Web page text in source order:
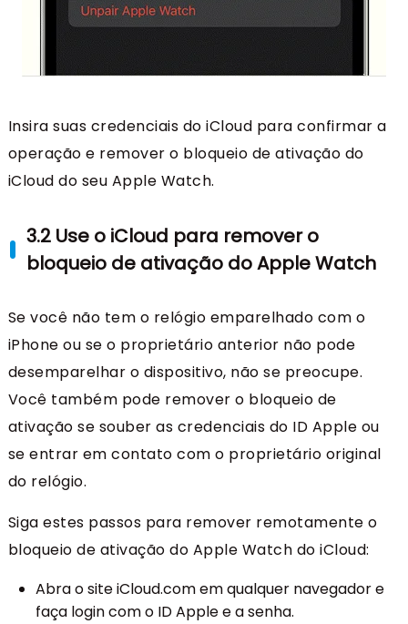
Insira suas credenciais do iCloud para confirmar a
operação e remover o bloqueio de ativação do
iCloud do seu Apple Watch.
3.2 Use o iCloud para remover o
bloqueio de ativação do Apple Watch
Se você não tem o relógio emparelhado com o
iPhone ou se o proprietário anterior não pode
desemparelhar o dispositivo, não se preocupe.
Você também pode remover o bloqueio de
ativação se souber as credenciais do ID Apple ou
se entrar em contato com o proprietário original
do relógio.
Siga estes passos para remover remotamente o
bloqueio de ativação do Apple Watch do iCloud:
Abra o site iCloud.com em qualquer navegador e
faça login com o ID Apple e a senha.